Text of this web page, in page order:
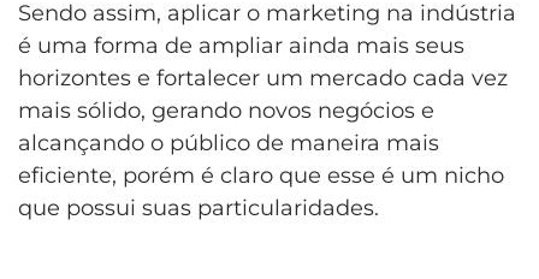
Sendo assim, aplicar o marketing na indústria
é uma forma de ampliar ainda mais seus
horizontes e fortalecer um mercado cada vez
mais sólido, gerando novos negócios e
alcançando o público de maneira mais
eficiente, porém é claro que esse é um nicho
que possui suas particularidades.